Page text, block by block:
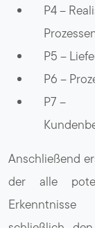
P4 –
P5 –
P6 –
P7 –
Anschließend
der alle